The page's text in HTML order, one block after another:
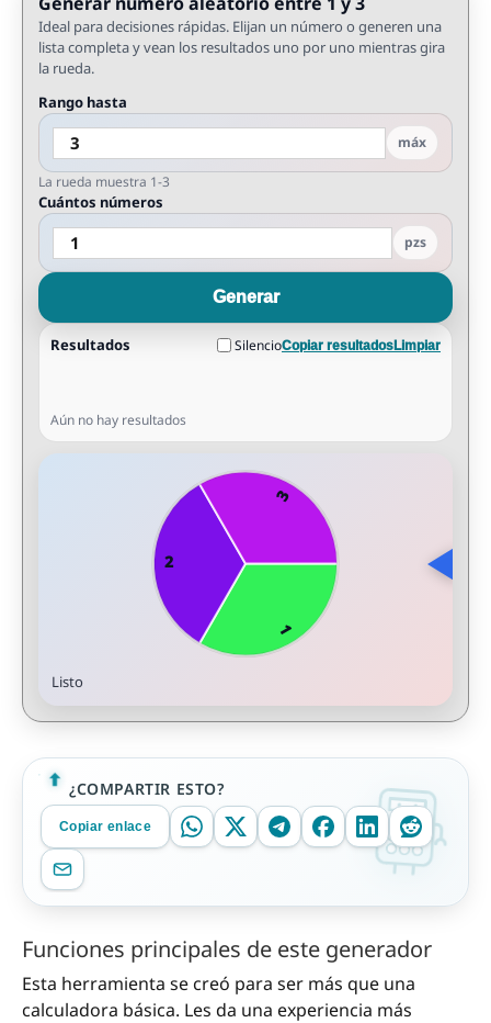
Ideal para decisiones rápidas. Elijan un número o generen una
lista completa y vean los resultados uno por uno mientras gira
la rueda.
Rango hasta
máx
La rueda muestra 1-3
Cuántos números
pzs
Generar
Resultados SilencioCopiar resultadosLimpiar
Aún no hay resultados
Listo
¿COMPARTIR ESTO?
Copiar enlace
Funciones principales de este generador
Esta herramienta se creó para ser más que una
calculadora básica. Les da una experiencia más